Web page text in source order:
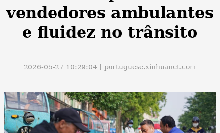
vendedores ambulantes
e fluidez no trânsito
2026-05-27 10:29:04丨portuguese.xinhuanet.com